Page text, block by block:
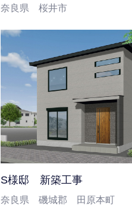
奈良県 桜井市
S様邸 新築工事
奈良県 磯城郡 田原本町